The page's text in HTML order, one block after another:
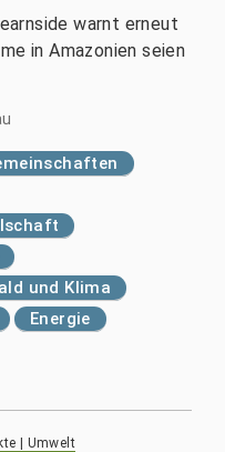
warnt erneut
in Amazonien seien
und Klima
Energie
| Umwelt